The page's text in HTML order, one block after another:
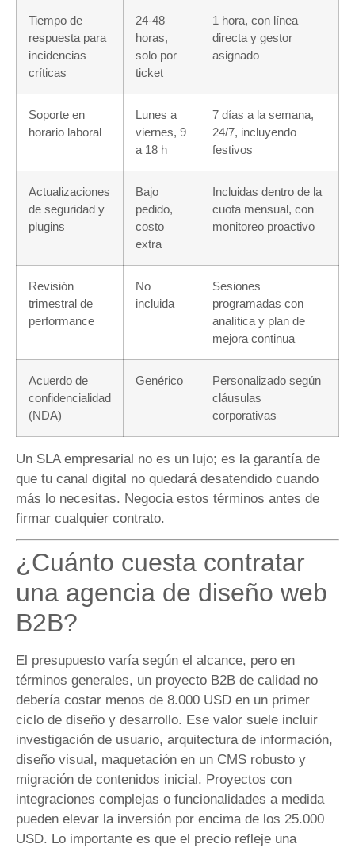
Tiempo de
respuesta para
incidencias
críticas
24-48
horas,
solo por
ticket
1 hora, con línea
directa y gestor
asignado
Soporte en
horario laboral
Lunes a
viernes, 9
a 18 h
7 días a la semana,
24/7, incluyendo
festivos
Actualizaciones
de seguridad y
plugins
Bajo
pedido,
costo
extra
Incluidas dentro de la
cuota mensual, con
monitoreo proactivo
Revisión
trimestral de
performance
No
incluida
Sesiones
programadas con
analítica y plan de
mejora continua
Acuerdo de
confidencialidad
(NDA)
Genérico
Personalizado según
cláusulas
corporativas
Un SLA empresarial no es un lujo; es la garantía de
que tu canal digital no quedará desatendido cuando
más lo necesitas. Negocia estos términos antes de
firmar cualquier contrato.
¿Cuánto cuesta contratar
una agencia de diseño web
B2B?
El presupuesto varía según el alcance, pero en
términos generales, un proyecto B2B de calidad no
debería costar menos de 8.000 USD en un primer
ciclo de diseño y desarrollo. Ese valor suele incluir
investigación de usuario, arquitectura de información,
diseño visual, maquetación en un CMS robusto y
migración de contenidos inicial. Proyectos con
integraciones complejas o funcionalidades a medida
pueden elevar la inversión por encima de los 25.000
USD. Lo importante es que el precio refleje una